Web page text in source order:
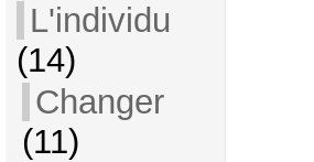
L'individu
(14)
Changer
(11)